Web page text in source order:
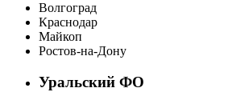
Волгоград
Краснодар
Майкоп
Ростов-на-Дону
Уральский ФО